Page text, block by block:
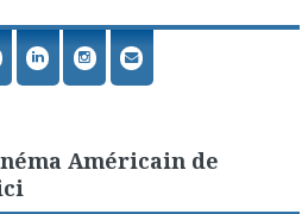
Américain de